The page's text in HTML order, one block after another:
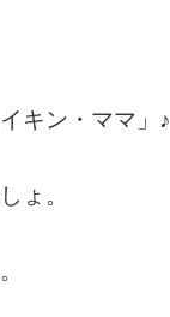
キン・ママ」♪
ょ。